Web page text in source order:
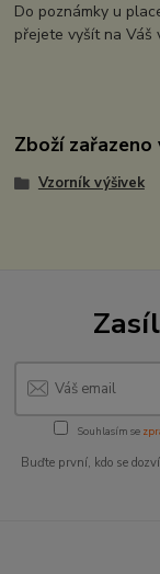
Do poznámky u
přejete vyšít na Váš
Zboží
Vzorník výšivek
Souhlasím se
Buďte první, kdo se